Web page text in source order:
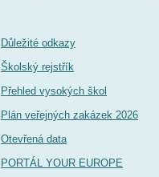
Důležité odkazy
Školský rejstřík
Přehled vysokých škol
Plán veřejných zakázek 2026
Otevřená data
PORTÁL YOUR EUROPE